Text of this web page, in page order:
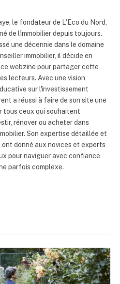
le fondateur de L'Eco du Nord,
de l'immobilier depuis toujours.
une décennie dans le domaine
immobilier, il décide en
webzine pour partager cette
lecteurs. Avec une vision
sur l'investissement
a réussi à faire de son site une
tous ceux qui souhaitent
rénover ou acheter dans
Son expertise détaillée et
ont donné aux novices et experts
pour naviguer avec confiance
parfois complexe.